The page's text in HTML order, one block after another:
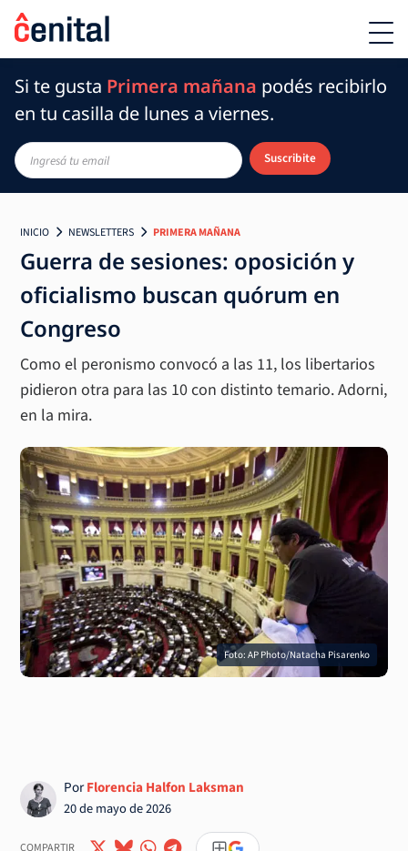
Si te gusta Primera mañana podés recibirlo
en tu casilla de lunes a viernes.
Suscribite
INICIO NEWSLETTERS PRIMERA MAÑANA
Guerra de sesiones: oposición y
oficialismo buscan quórum en
Congreso
Como el peronismo convocó a las 11, los libertarios
pidieron otra para las 10 con distinto temario. Adorni,
en la mira.
Foto: AP Photo/Natacha Pisarenko
PorFlorencia Halfon Laksman
20 de mayo de 2026
COMPARTIR